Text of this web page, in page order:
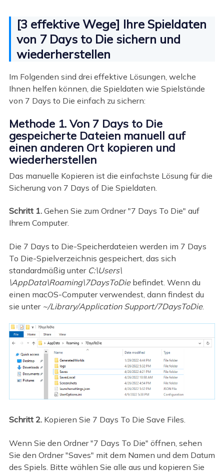
[3 effektive Wege] Ihre Spieldaten
von 7 Days to Die sichern und
wiederherstellen
Im Folgenden sind drei effektive Lösungen, welche
Ihnen helfen können, die Spieldaten wie Spielstände
von 7 Days to Die einfach zu sichern:
Methode 1. Von 7 Days to Die
gespeicherte Dateien manuell auf
einen anderen Ort kopieren und
wiederherstellen
Das manuelle Kopieren ist die einfachste Lösung für die
Sicherung von 7 Days of Die Spieldaten.
Schritt 1. Gehen Sie zum Ordner "7 Days To Die" auf
Ihrem Computer.
Die 7 Days to Die-Speicherdateien werden im 7 Days
To Die-Spielverzeichnis gespeichert, das sich
standardmäßig unter C:\Users\
\AppData\Roaming\7DaysToDiebefindet. Wenn du
einen macOS-Computer verwendest, dann findest du
sie unter ~/Library/Application Support/7DaysToDie.
Schritt 2. Kopieren Sie 7 Days To Die Save Files.
Wenn Sie den Ordner "7 Days To Die" öffnen, sehen
Sie den Ordner "Saves" mit dem Namen und dem Datum
des Spiels. Bitte wählen Sie alle aus und kopieren Sie